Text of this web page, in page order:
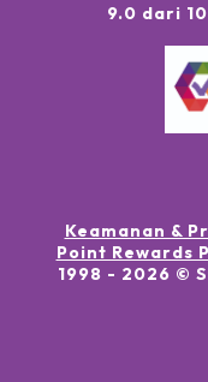
9.0 dari
Keamanan &
Point Rewards
1998 - 2026 ©